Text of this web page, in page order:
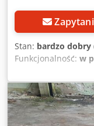
Stan: bardzo dobry
Funkcjonalność: w
długich cięć
Długość cięcia: 430
tarczy: 350 mm
100 mm